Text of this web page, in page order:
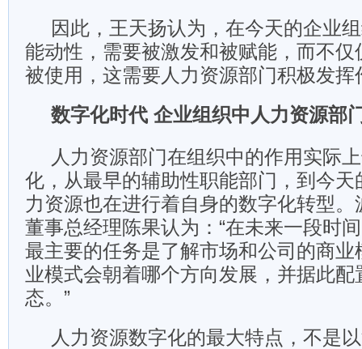
因此，王天扬认为，在今天的企业
能动性，需要被激发和被赋能，而不仅
被使用，这需要人力资源部门积极发挥
数字化时代 企业组织中人力资源部
人力资源部门在组织中的作用实际
化，从最早的辅助性职能部门，到今天
力资源也在进行着自身的数字化转型
董事总经理陈果认为：“在未来一段时
最主要的任务是了解市场和公司的商业
业模式会朝着哪个方向发展，并据此配
态。”
人力资源数字化的最大特点，不是